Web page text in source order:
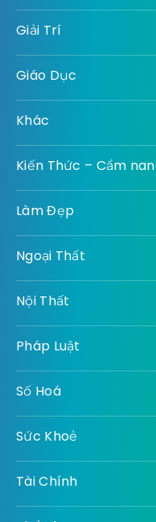
Giải Trí
Giáo Dục
Khác
Kiến Thức – Cẩm
Làm Đẹp
Ngoại Thất
Nội Thất
Pháp Luật
Số Hoá
Sức Khoẻ
Tài Chính